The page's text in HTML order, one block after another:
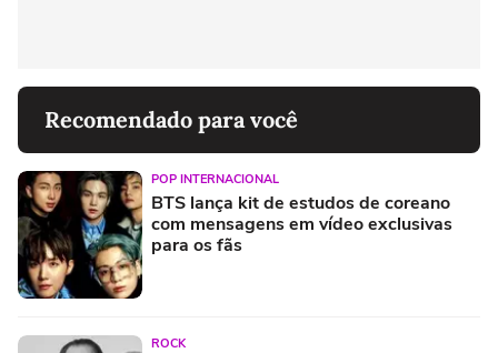
Recomendado para você
POP INTERNACIONAL
BTS lança kit de estudos de coreano
com mensagens em vídeo exclusivas
para os fãs
ROCK